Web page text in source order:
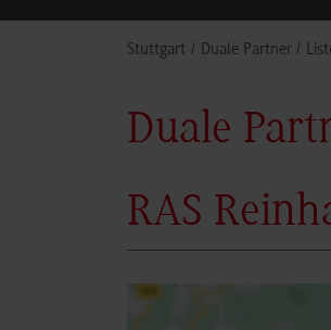
Stuttgart Duale Partner
Duale
RAS